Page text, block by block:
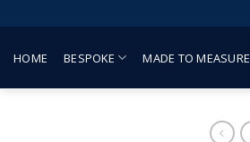
to
content
HOME BESPOKE MADE TO MEASURE